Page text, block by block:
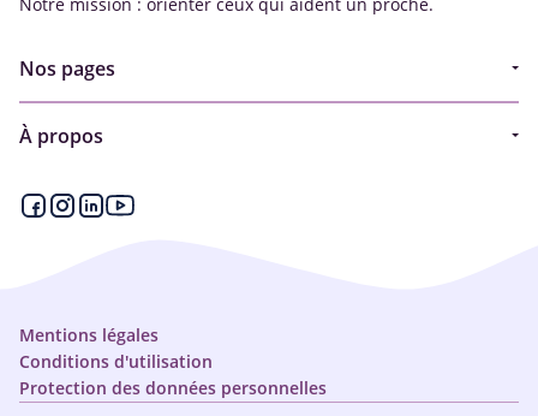
Nos pages
Aides financières et congés
À propos
Qui sommes-nous ?
Mentions légales
Conditions d'utilisation
Protection des données personnelles